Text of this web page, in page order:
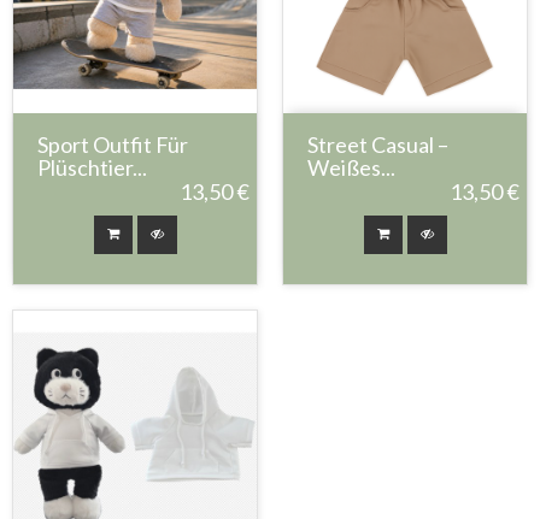
Sport Outfit Für
Plüschtier...
13,50 €
Street Casual –
Weißes...
13,50 €